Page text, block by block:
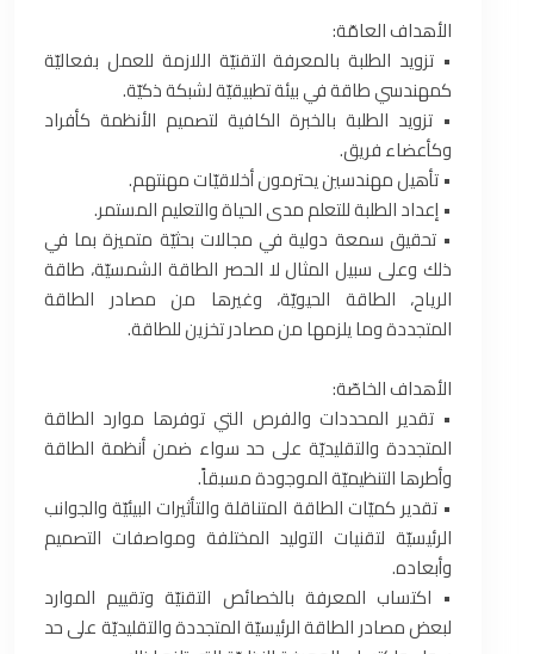
الأهداف العامّة:
• تزويد الطلبة بالمعرفة التقنيّة اللازمة للعمل بفعاليّة
كمهندسي طاقة في بيئة تطبيقيّة لشبكة ذكيّة.
• تزويد الطلبة بالخبرة الكافية لتصميم الأنظمة كأفراد
وكأعضاء فريق.
• تأهيل مهندسين يحترمون أخلاقيّات مهنتهم.
• إعداد الطلبة للتعلم مدى الحياة والتعليم المستمر.
• تحقيق سمعة دولية في مجالات بحثيّة متميزة بما في
ذلك وعلى سبيل المثال لا الحصر الطاقة الشمسيّة، طاقة
الرياح، الطاقة الحيويّة، وغيرها من مصادر الطاقة
المتجددة وما يلزمها من مصادر تخزين للطاقة.
الأهداف الخاصّة:
• تقدير المحددات والفرص التي توفرها موارد الطاقة
المتجددة والتقليديّة على حد سواء ضمن أنظمة الطاقة
وأطرها التنظيميّة الموجودة مسبقاً.
• تقدير كميّات الطاقة المتناقلة والتأثيرات البيئيّة والجوانب
الرئيسيّة لتقنيات التوليد المختلفة ومواصفات التصميم
وأبعاده.
• اكتساب المعرفة بالخصائص التقنيّة وتقييم الموارد
لبعض مصادر الطاقة الرئيسيّة المتجددة والتقليديّة على حد